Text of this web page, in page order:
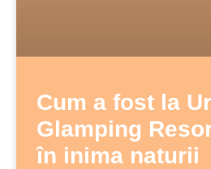
Cum a fost la
Glamping
în inima naturii